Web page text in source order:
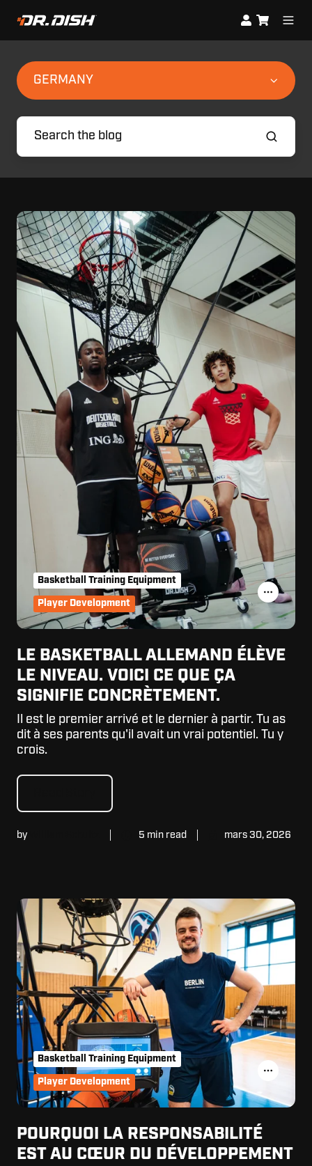
GERMANY
LE BASKETBALL ALLEMAND ÉLÈVE
LE NIVEAU. VOICI CE QUE ÇA
SIGNIFIE CONCRÈTEMENT.
Il est le premier arrivé et le dernier à partir. Tu as
dit à ses parents qu'il avait un vrai potentiel. Tu y
crois.
by 5 min read mars 30, 2026
Basketball Training Equipment
Player Development
POURQUOI LA RESPONSABILITÉ
EST AU CŒUR DU DÉVELOPPEMENT
Basketball Training Equipment
Player Development